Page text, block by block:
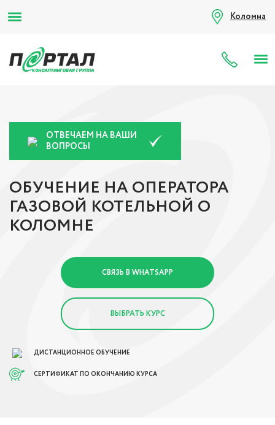
Коломна
8
ОТВЕЧАЕМ НА ВАШИ
ВОПРОСЫ
ОБУЧЕНИЕ НА ОПЕРАТОРА
ГАЗОВОЙ КОТЕЛЬНОЙ О
КОЛОМНЕ
СВЯЗЬ В WHATSAPP
ВЫБРАТЬ КУРС
ДИСТАНЦИОННОЕ ОБУЧЕНИЕ
СЕРТИФИКАТ ПО ОКОНЧАНИЮ КУРСА